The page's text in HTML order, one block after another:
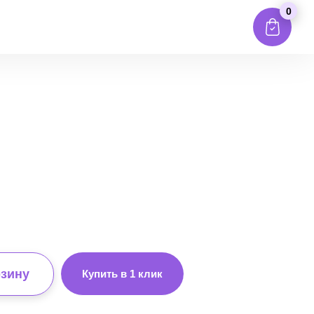
0
Купить в 1 клик